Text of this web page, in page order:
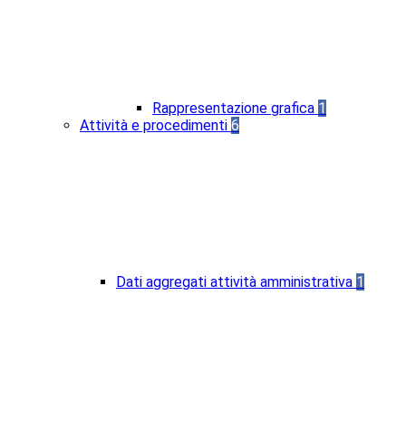
Rappresentazione grafica 1
Attività e procedimenti 6
Dati aggregati attività amministrativa 1